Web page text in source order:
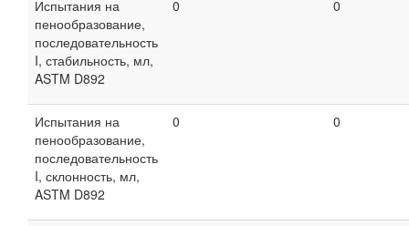
Испытания на
пенообразование,
последовательность
I, стабильность, мл,
ASTM D892
0 0
Испытания на
пенообразование,
последовательность
I, склонность, мл,
ASTM D892
0 0